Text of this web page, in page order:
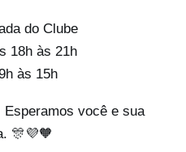
do Clube
18h às 21h
às 15h
Esperamos você e sua
🎊💜🧡